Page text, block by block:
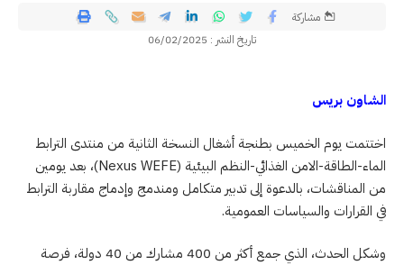
تاريخ النشر : 06/02/2025
مشاركة
الشاون بريس
اختتمت يوم الخميس بطنجة أشغال النسخة الثانية من منتدى الترابط
الماء-الطاقة-الامن الغذائي-النظم البيئية (Nexus WEFE)، بعد يومين
من المناقشات، بالدعوة إلى تدبير متكامل ومندمج وإدماج مقاربة الترابط
في القرارات والسياسات العمومية.
وشكل الحدث، الذي جمع أكثر من 400 مشارك من 40 دولة، فرصة